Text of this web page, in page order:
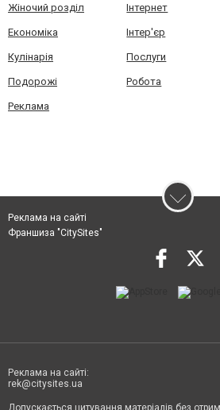
Жіночий розділ Інтернет
Економіка Інтер'єр
Кулінарія Послуги
Подорожі Робота
Реклама
Реклама на сайті
Франшиза "CitySites"
Реклама на сайті:
rek@citysites.ua
Допускається цитування матеріалів без